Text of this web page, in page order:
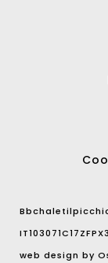
web design by